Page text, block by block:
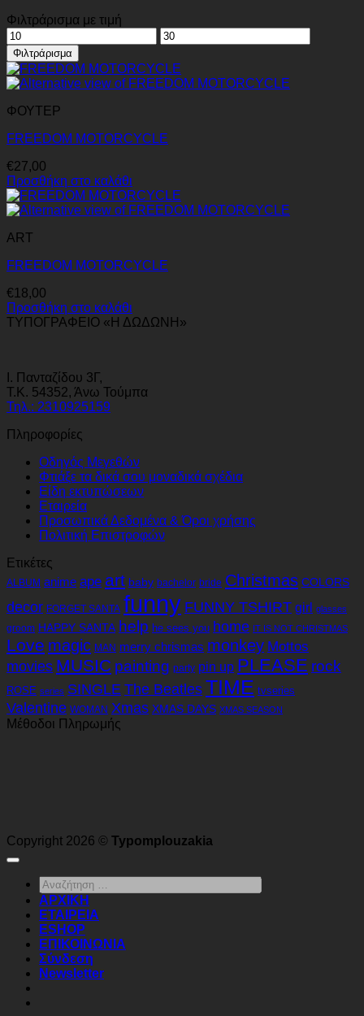
Φιλτράρισμα με τιμή
Ελάχιστη
τιμή
Μέγιστη
τιμή
Φιλτράρισμα
ΦΟΥΤΕΡ
FREEDOM MOTORCYCLE
€27,00
Προσθήκη στο καλάθι
ART
FREEDOM MOTORCYCLE
€18,00
Προσθήκη στο καλάθι
ΤΥΠΟΓΡΑΦΕΙΟ «Η ΔΩΔΩΝΗ»
Ι. Πανταζίδου 3Γ,
Τ.Κ. 54352, Άνω Τούμπα
Τηλ.: 2310925159
Πληροφορίες
Οδηγός Μεγεθών
Φτιάξε τα δικά σου μοναδικά σχέδια
Είδη εκτυπώσεων
Εταιρεία
Προσωπικά Δεδομένα & Όροι χρήσης
Πολιτική Επιστροφών
Ετικέτες
ALBUM anime ape art baby bachelor bride Christmas COLORS
decor FORGET SANTA funny FUNNY TSHIRT girl
glasses
groom HAPPY SANTA help he sees you home IT IS NOT CHRISTMAS
Love magic MAN merry chrismas monkey Mottos
movies MUSIC painting party pin up PLEASE rock
ROSE series SINGLE The Beatles TIME tvseries
Valentine WOMAN Xmas XMAS DAYS XMAS SEASON
Μέθοδοι Πληρωμής
Copyright 2026 © Typomplouzakia
Αναζήτηση
…
ΑΡΧΙΚΗ
ΕΤΑΙΡΕΙΑ
ESHOP
ΕΠΙΚΟΙΝΩΝΙΑ
Σύνδεση
Newsletter